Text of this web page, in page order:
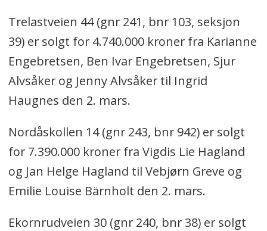
Trelastveien 44 (gnr 241, bnr 103, seksjon
39) er solgt for 4.740.000 kroner fra Karianne
Engebretsen, Ben Ivar Engebretsen, Sjur
Alvsåker og Jenny Alvsåker til Ingrid
Haugnes den 2. mars.
Nordåskollen 14 (gnr 243, bnr 942) er solgt
for 7.390.000 kroner fra Vigdis Lie Hagland
og Jan Helge Hagland til Vebjørn Greve og
Emilie Louise Bärnholt den 2. mars.
Ekornrudveien 30 (gnr 240, bnr 38) er solgt